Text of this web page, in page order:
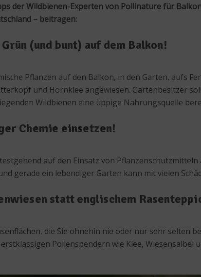
der Wildbienen-Experten von Pollinature für
– beitragen:
(und bunt) auf dem Balkon!
Pflanzen auf den Balkon, in den Garten, aufs
und Hornklee angewiesen. Gartenbesitzer
Wildbienen eine üppige Nahrungsquelle
Chemie einsetzen!
auf den Einsatz von
gerade ein lebendiger Garten kann mit vielen
statt englischem
die Sie ohnehin nie oder nur sehr selten
Pollenspendern wie Klee,